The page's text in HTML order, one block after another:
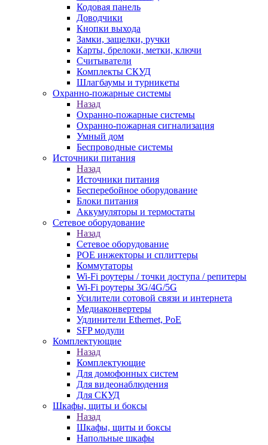
Кодовая панель
Доводчики
Кнопки выхода
Замки, защелки, ручки
Карты, брелоки, метки, ключи
Считыватели
Комплекты СКУД
Шлагбаумы и турникеты
Охранно-пожарные системы
Назад
Охранно-пожарные системы
Охранно-пожарная сигнализация
Умный дом
Беспроводные системы
Источники питания
Назад
Источники питания
Бесперебойное оборудование
Блоки питания
Аккумуляторы и термостаты
Сетевое оборудование
Назад
Сетевое оборудование
POE инжекторы и сплиттеры
Коммутаторы
Wi-Fi роутеры / точки доступа / репитеры
Wi-Fi роутеры 3G/4G/5G
Усилители сотовой связи и интернета
Медиаконвертеры
Удлинители Ethernet, PoE
SFP модули
Комплектующие
Назад
Комплектующие
Для домофонных систем
Для видеонаблюдения
Для СКУД
Шкафы, щиты и боксы
Назад
Шкафы, щиты и боксы
Напольные шкафы